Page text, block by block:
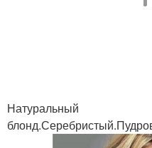
Натуральный